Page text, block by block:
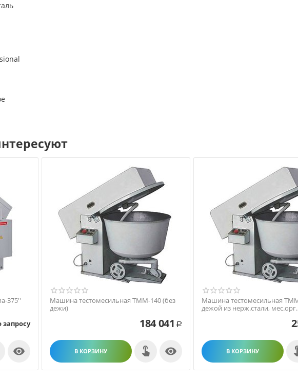
375''
запросу

Машина тестомесильная ТММ-140 (без
дежи)
184 041 Р
В КОРЗИНУ 
Машина тестомесильная
дежой из нерж.стали,
В КОРЗИНУ